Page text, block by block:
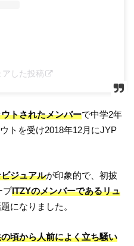
した投稿
トされたメンバーで中学2年
トを受け2018年12月にJYP
ジュアルが印象的で、初披
プITZYのメンバーであるリュ
になりました。
頃から人前によく立ち騒い